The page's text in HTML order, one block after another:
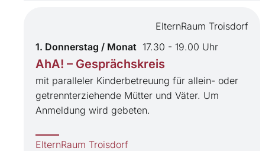
ElternRaum Troisdorf
1. Donnerstag / Monat 17.30 - 19.00 Uhr
AhA! – Gesprächskreis
mit paralleler Kinderbetreuung für allein- oder
getrennterziehende Mütter und Väter. Um
Anmeldung wird gebeten.
ElternRaum Troisdorf